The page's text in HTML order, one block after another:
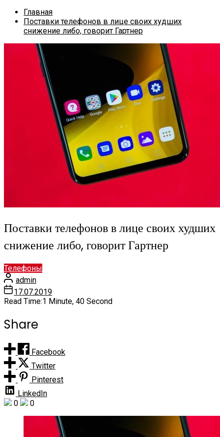
Главная
Поставки телефонов в лице своих худших
снижение либо, говорит Гартнер
Поставки телефонов в лице своих худших
снижение либо, говорит Гартнер
Телефоны
admin
17.07.2019
Read Time:1 Minute, 40 Second
Share
Facebook
Twitter
Pinterest
LinkedIn
0
0